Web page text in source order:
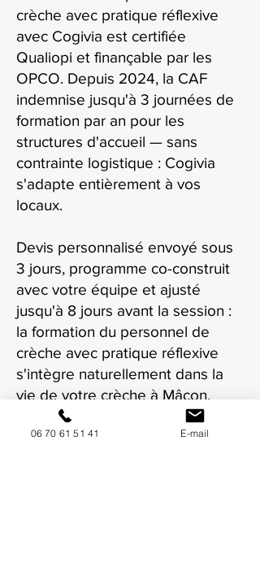
crèche avec pratique réflexive
avec Cogivia est certifiée
Qualiopi et finançable par les
OPCO. Depuis 2024, la CAF
indemnise jusqu'à 3 journées de
formation par an pour les
structures d'accueil — sans
contrainte logistique : Cogivia
s'adapte entièrement à vos
locaux.
Devis personnalisé envoyé sous
3 jours, programme co-construit
avec votre équipe et ajusté
jusqu'à 8 jours avant la session :
la formation du personnel de
crèche avec pratique réflexive
s'intègre naturellement dans la
vie de votre crèche à Mâcon.
06 70 61 51 41 E-mail